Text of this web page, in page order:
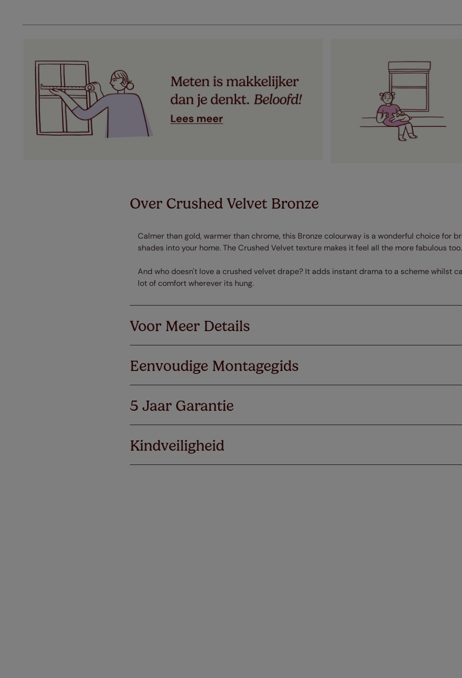
Over Crushed Velvet Bronze
Calmer than gold, warmer than chrome, this Bronze colourway is a wonderful choice for
shades into your home. The Crushed Velvet texture makes it feel all the more fabulous too.
And who doesn't love a crushed velvet drape? It adds instant drama to a scheme whilst
lot of comfort wherever its hung.
Voor Meer Details
Eenvoudige Montagegids
5 Jaar Garantie
Kindveiligheid